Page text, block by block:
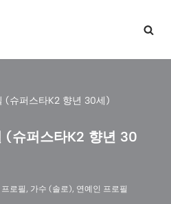
(슈퍼스타K2 향년 30세)
(슈퍼스타K2 향년 30
로필 , 가수 (솔로), 연예인 프로필